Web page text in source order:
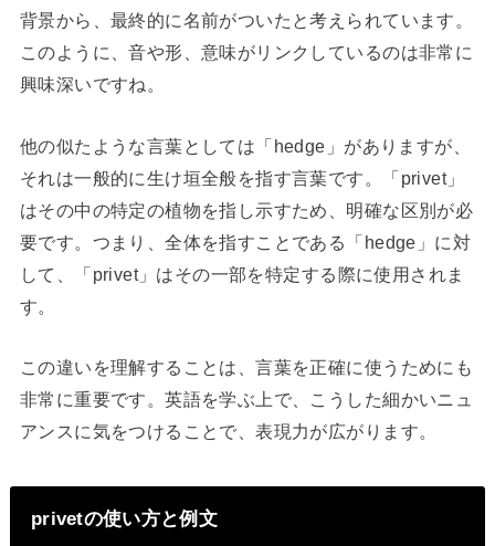
背景から、最終的に名前がついたと考えられています。
このように、音や形、意味がリンクしているのは非常に
興味深いですね。
他の似たような言葉としては「hedge」がありますが、
それは一般的に生け垣全般を指す言葉です。「privet」
はその中の特定の植物を指し示すため、明確な区別が必
要です。つまり、全体を指すことである「hedge」に対
して、「privet」はその一部を特定する際に使用されま
す。
この違いを理解することは、言葉を正確に使うためにも
非常に重要です。英語を学ぶ上で、こうした細かいニュ
アンスに気をつけることで、表現力が広がります。
privetの使い方と例文